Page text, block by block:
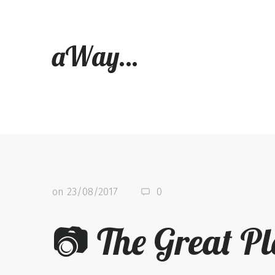
aWay…
on 23/08/2017 0
📷 The Great